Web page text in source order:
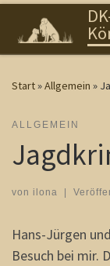
Zum Inhalt
Start»Allgemein »
ALLGEMEIN
von ilona
Hans-Jürgen
Besuch bei mir.